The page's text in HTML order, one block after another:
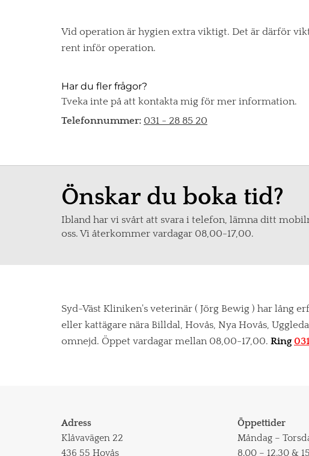
Vid operation är hygien extra viktigt. Det är därför
rent inför operation.
Har du fler frågor?
Tveka inte på att kontakta mig för mer information.
Telefonnummer: 031 - 28 85 20
Önskar du boka tid?
Ibland har vi svårt att svara i telefon, lämna ditt
oss. Vi återkommer vardagar 08,00-17,00.
Syd-Väst Kliniken's veterinär ( Jörg Bewig ) har lång
eller kattägare nära Billdal, Hovås, Nya Hovås,
omnejd. Öppet vardagar mellan 08,00-17,00. Ring
Adress
Klåvavägen 22
436 55 Hovås
Öppettider
Måndag –
8.00 – 12.30 &